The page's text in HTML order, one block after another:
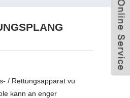
/ Rettungsapparat vu
kann an enger